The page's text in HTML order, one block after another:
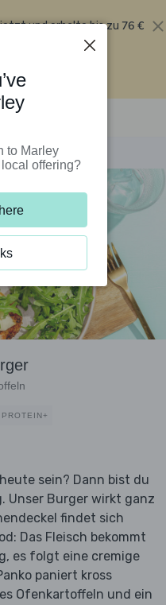
und erhalte bis zu 76 €
fünf Boxen
PROTEIN+
sein? Dann bist du
Unser Burger wirkt ganz
findet sich
Das Fleisch bekommt
es folgt eine cremige
paniert kross
Ofenkartoffeln und ein
to Marley
offering?